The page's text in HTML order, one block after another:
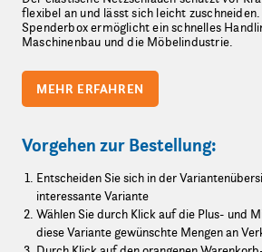
flexibel an und lässt sich leicht
Spenderbox ermöglicht ein schnelles
Maschinenbau und die Möbelindustrie.
MEHR ERFAHREN
Vorgehen zur Bestellung:
Entscheiden Sie sich in der
interessante Variante
Wählen Sie durch Klick auf die Plus- und
diese Variante gewünschte Mengen an